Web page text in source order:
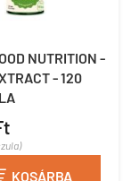
NUTRITION -
- 120
KOSÁRBA